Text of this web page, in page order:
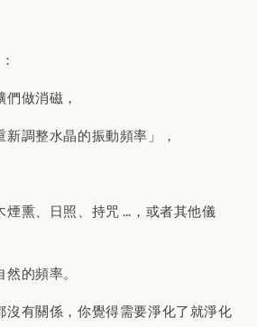
做消磁，
調整水晶的振動頻率」，
煙熏、日照、持咒 …，或者其他儀
的頻率。
沒有關係，你覺得需要淨化了就淨化